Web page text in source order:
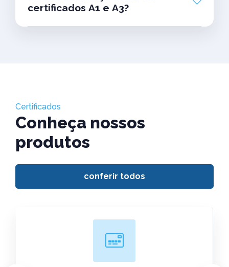
certificados A1 e A3?
Certificados
Conheça nossos
produtos
conferir todos